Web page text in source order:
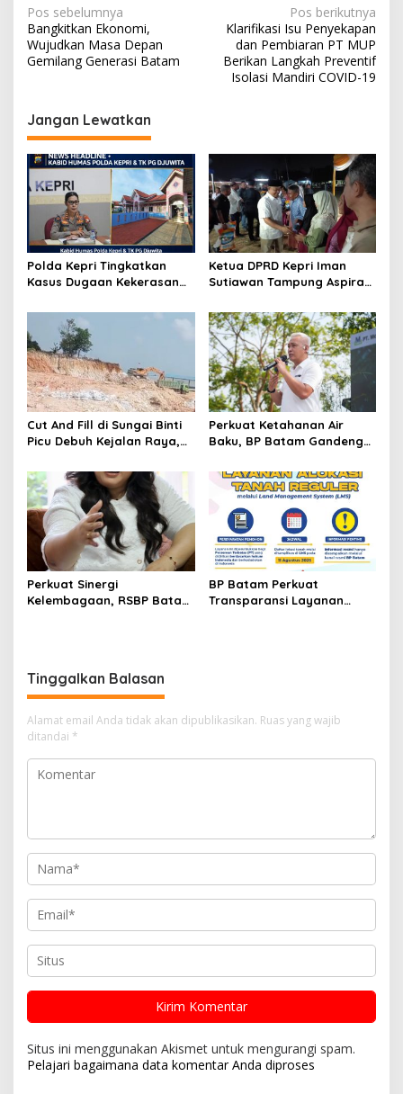
N
a
v
g
a
s
i
p
o
s
Pos sebelumnya
Bangkitkan Ekonomi,
Wujudkan Masa Depan
Gemilang Generasi Batam
Pos berikutnya
Klarifikasi Isu Penyekapan
dan Pembiaran PT MUP
Berikan Langkah Preventif
Isolasi Mandiri COVID-19
Jangan Lewatkan
Polda Kepri Tingkatkan
Kasus Dugaan Kekerasan
Ketua DPRD Kepri Iman
Sutiawan Tampung Aspirasi
Tembesi Lestari
Cut And Fill di Sungai Binti
Picu Debuh Kejalan Raya,
Truck Tanpa Penutup
Perkuat Ketahanan Air
Baku, BP Batam Gandeng
Bambu Betung di
Bendungan Sei Nongsa
Perkuat Sinergi
Kelembagaan, RSBP Batam
BP Batam Perkuat
Transparansi Layanan
Tinggalkan Balasan
Alamat email Anda tidak akan dipublikasikan. Ruas yang wajib
ditandai *
Situs ini menggunakan Akismet untuk mengurangi spam.
Pelajari bagaimana data komentar Anda diproses